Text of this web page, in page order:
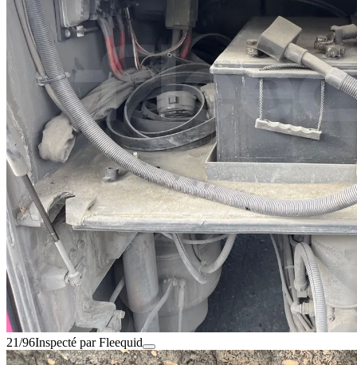
21/96Inspecté par Fleequid